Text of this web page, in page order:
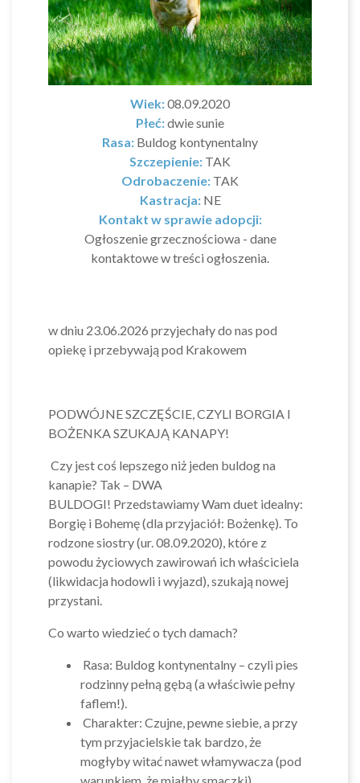
Wiek:08.09.2020
Płeć:dwie sunie
Rasa: Buldog kontynentalny
Szczepienie: TAK
Odrobaczenie: TAK
Kastracja:NE
Kontakt w sprawie adopcji:
Ogłoszenie grzecznościowa - dane
kontaktowe w treści ogłoszenia.
w dniu 23.06.2026 przyjechały do nas pod
opiekę i przebywają pod Krakowem
PODWÓJNE SZCZĘŚCIE, CZYLI BORGIA I
BOŻENKA SZUKAJĄ KANAPY!
Czy jest coś lepszego niż jeden buldog na
kanapie? Tak – DWA
BULDOGI! Przedstawiamy Wam duet idealny:
Borgię i Bohemę (dla przyjaciół: Bożenkę). To
rodzone siostry (ur. 08.09.2020), które z
powodu życiowych zawirowań ich właściciela
(likwidacja hodowli i wyjazd), szukają nowej
przystani.
Co warto wiedzieć o tych damach?
Rasa: Buldog kontynentalny – czyli pies
rodzinny pełną gębą (a właściwie pełny
faflem!).
Charakter: Czujne, pewne siebie, a przy
tym przyjacielskie tak bardzo, że
mogłyby witać nawet włamywacza (pod